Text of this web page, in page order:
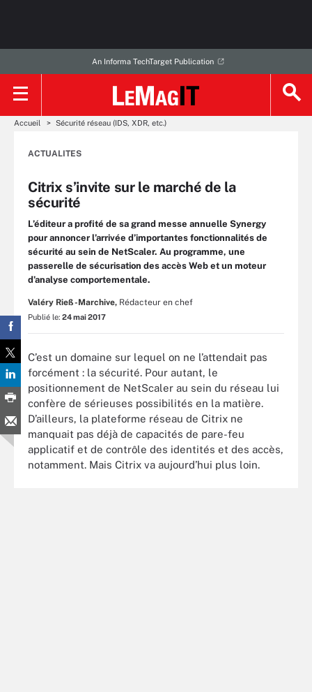
An Informa TechTarget Publication
Accueil Sécurité réseau (IDS, XDR, etc.)
ACTUALITES
Citrix s’invite sur le marché de la
sécurité
L’éditeur a profité de sa grand messe annuelle Synergy
pour annoncer l’arrivée d’importantes fonctionnalités de
sécurité au sein de NetScaler. Au programme, une
passerelle de sécurisation des accès Web et un moteur
d’analyse comportementale.
Valéry Rieß-Marchive, Rédacteur en chef
Publié le: 24 mai 2017
C’est un domaine sur lequel on ne l’attendait pas
forcément : la sécurité. Pour autant, le
positionnement de NetScaler au sein du réseau lui
confère de sérieuses possibilités en la matière.
D’ailleurs, la plateforme réseau de Citrix ne
manquait pas déjà de capacités de pare-feu
applicatif et de contrôle des identités et des accès,
notamment. Mais Citrix va aujourd’hui plus loin.